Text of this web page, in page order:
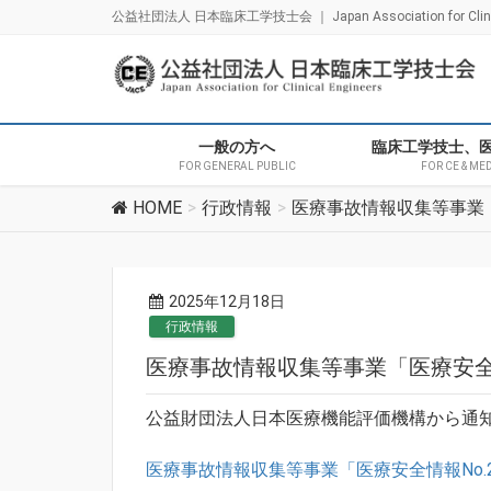
公益社団法人 日本臨床工学技士会 ｜ Japan Association for
一般の方へ
FOR GENERAL PUBLIC
臨床工学技士、
FOR CE &
HOME 行政情報 医療事故情報収集等事
2025年12月18日
行政情報
医療事故情報収集等事業「医療安
公益財団法人日本医療機能評価機構から通
医療事故情報収集等事業「医療安全情報